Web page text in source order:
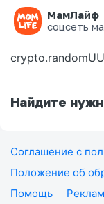
МамЛайф
соцсеть
Ошибка
Найдите
Соглашение с
Положение об
Помощь